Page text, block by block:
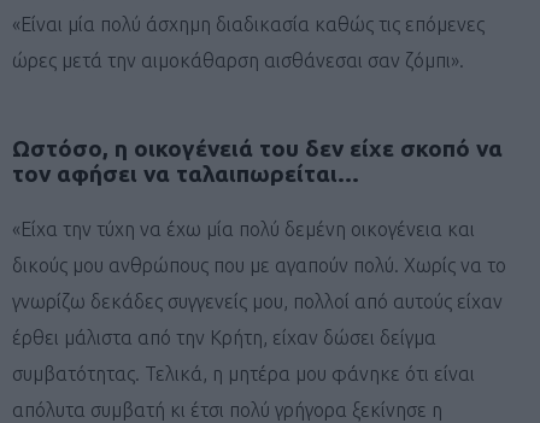
«Είναι μία πολύ άσχημη διαδικασία καθώς τις επόμενες
ώρες μετά την αιμοκάθαρση αισθάνεσαι σαν ζόμπι».
Ωστόσο, η οικογένειά του δεν είχε σκοπό να
τον αφήσει να ταλαιπωρείται…
«Είχα την τύχη να έχω μία πολύ δεμένη οικογένεια και
δικούς μου ανθρώπους που με αγαπούν πολύ. Χωρίς να το
γνωρίζω δεκάδες συγγενείς μου, πολλοί από αυτούς είχαν
έρθει μάλιστα από την Κρήτη, είχαν δώσει δείγμα
συμβατότητας. Τελικά, η μητέρα μου φάνηκε ότι είναι
απόλυτα συμβατή κι έτσι πολύ γρήγορα ξεκίνησε η